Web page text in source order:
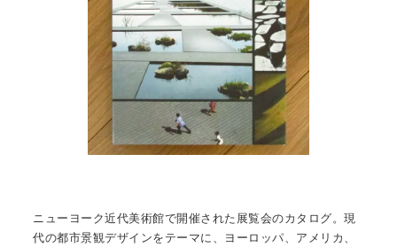
ニューヨーク近代美術館で開催された展覧会のカタログ。現
代の都市景観デザインをテーマに、ヨーロッパ、アメリカ、